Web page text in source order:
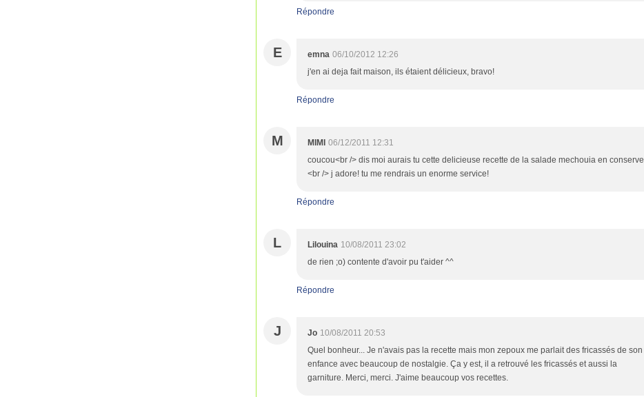
Répondre
E emna 06/10/2012 12:26
j'en ai deja fait maison, ils étaient délicieux, bravo!
Répondre
M MIMI
06/12/2011 12:31
coucou<br /> dis moi aurais tu cette delicieuse recette de la salade mechouia en conserve
<br /> j adore! tu me rendrais un enorme service!
Répondre
L Lilouina 10/08/2011 23:02
de rien ;o) contente d'avoir pu t'aider ^^
Répondre
J Jo 10/08/2011 20:53
Quel bonheur... Je n'avais pas la recette mais mon zepoux me parlait des fricassés de son
enfance avec beaucoup de nostalgie. Ça y est, il a retrouvé les fricassés et aussi la
garniture. Merci, merci. J'aime beaucoup vos recettes.